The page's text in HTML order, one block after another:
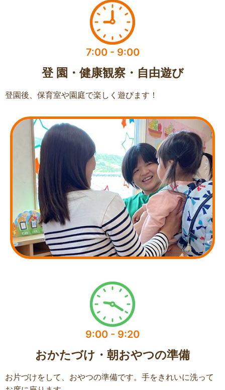
7:00 - 9:00
登 園・健康観察・自由遊び
登園後、保育室や園庭で楽しく遊びます！
9:00 - 9:20​
おかたづけ・朝おやつの準備
お片づけをして、おやつの準備です。手をきれいに洗って